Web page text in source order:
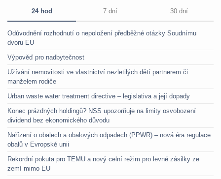
24 hod 7 dní 30 dní
Odůvodnění rozhodnutí o nepoložení předběžné otázky Soudnímu
dvoru EU
Výpověď pro nadbytečnost
Užívání nemovitosti ve vlastnictví nezletilých dětí partnerem či
manželem rodiče
Urban waste water treatment directive – legislativa a její dopady
Konec prázdných holdingů? NSS upozorňuje na limity osvobození
dividend bez ekonomického důvodu
Nařízení o obalech a obalových odpadech (PPWR) – nová éra regulace
obalů v Evropské unii
Rekordní pokuta pro TEMU a nový celní režim pro levné zásilky ze
zemí mimo EU